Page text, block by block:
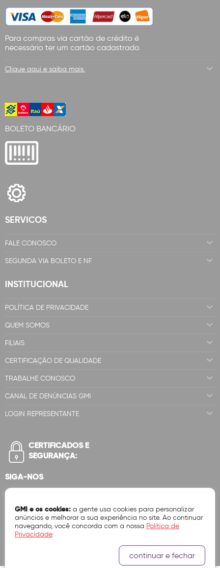
Para compras via cartão de crédito é
necessário ter um cartão cadastrado.
Clique aqui e saiba mais.
BOLETO BANCÁRIO
SERVICOS
FALE CONOSCO
SEGUNDA VIA BOLETO E NF
INSTITUCIONAL
POLÍTICA DE PRIVACIDADE
QUEM SOMOS
FILIAIS
CERTIFICAÇÃO DE QUALIDADE
TRABALHE CONOSCO
CANAL DE DENÚNCIAS GMI
LOGIN REPRESENTANTE
CERTIFICADOS E
SEGURANÇA:
SIGA-NOS
GMI e os cookies: a gente usa cookies para personalizar
anúncios e melhorar a sua experiência no site. Ao continuar
navegando, você concorda com a nossa Política de
Privacidade.
continuar e fechar